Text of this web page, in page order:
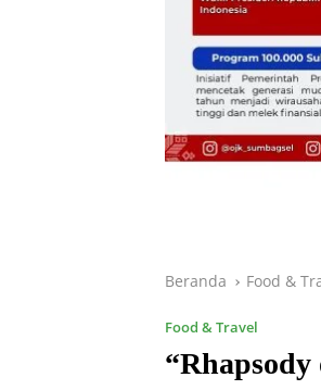
Beranda Food &
Food & Travel